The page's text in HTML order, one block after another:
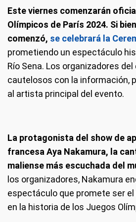
Este viernes comenzarán
Olímpicos de París 2024. Si
comenzó, se celebrará la
prometiendo un espectáculo
Río Sena. Los organizadores
cautelosos con la información,
al artista principal del evento.
La protagonista del show de
francesa Aya Nakamura, la
maliense más escuchada del
los organizadores, Nakamura
espectáculo que promete ser
en la historia de los Juegos